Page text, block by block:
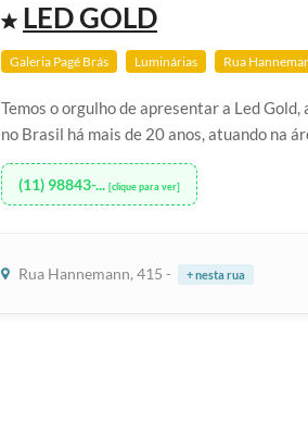
LED GOLD
Galeria Pagé Brás Luminárias Rua
Temos o orgulho de apresentar a Led
no Brasil há mais de 20 anos, atuando na
(11) 98843-... [clique para ver]
Rua Hannemann, 415 - + nesta rua